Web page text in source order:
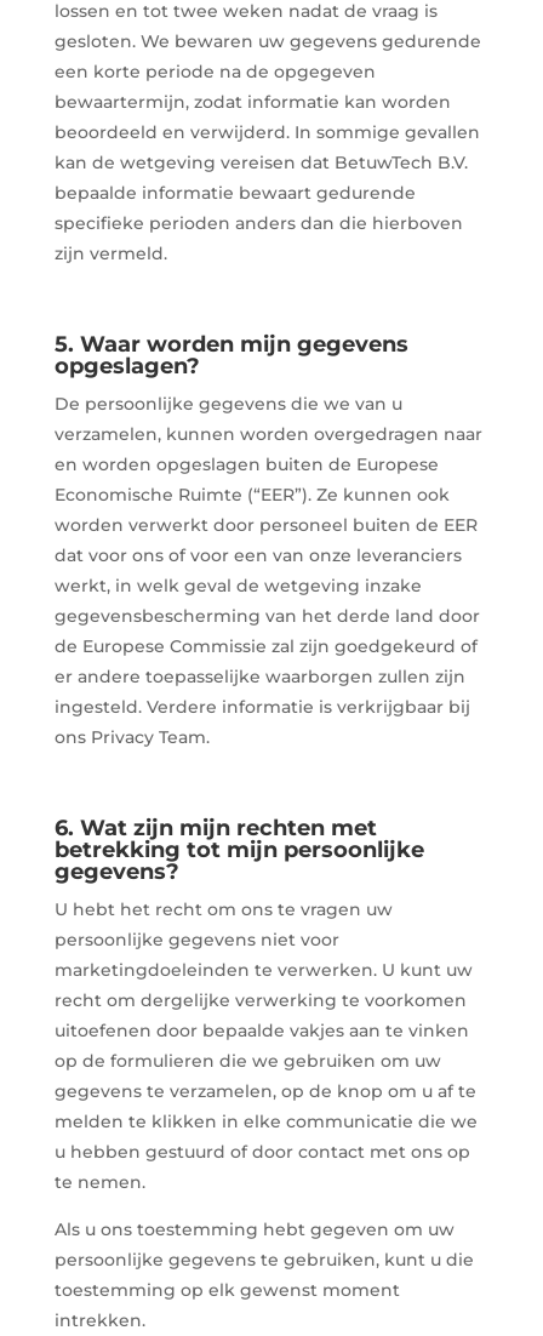
lossen en tot twee weken nadat de vraag is
gesloten. We bewaren uw gegevens gedurende
een korte periode na de opgegeven
bewaartermijn, zodat informatie kan worden
beoordeeld en verwijderd. In sommige gevallen
kan de wetgeving vereisen dat BetuwTech B.V.
bepaalde informatie bewaart gedurende
specifieke perioden anders dan die hierboven
zijn vermeld.
5. Waar worden mijn gegevens
opgeslagen?
De persoonlijke gegevens die we van u
verzamelen, kunnen worden overgedragen naar
en worden opgeslagen buiten de Europese
Economische Ruimte (“EER”). Ze kunnen ook
worden verwerkt door personeel buiten de EER
dat voor ons of voor een van onze leveranciers
werkt, in welk geval de wetgeving inzake
gegevensbescherming van het derde land door
de Europese Commissie zal zijn goedgekeurd of
er andere toepasselijke waarborgen zullen zijn
ingesteld. Verdere informatie is verkrijgbaar bij
ons Privacy Team.
6. Wat zijn mijn rechten met
betrekking tot mijn persoonlijke
gegevens?
U hebt het recht om ons te vragen uw
persoonlijke gegevens niet voor
marketingdoeleinden te verwerken. U kunt uw
recht om dergelijke verwerking te voorkomen
uitoefenen door bepaalde vakjes aan te vinken
op de formulieren die we gebruiken om uw
gegevens te verzamelen, op de knop om u af te
melden te klikken in elke communicatie die we
u hebben gestuurd of door contact met ons op
te nemen.
Als u ons toestemming hebt gegeven om uw
persoonlijke gegevens te gebruiken, kunt u die
toestemming op elk gewenst moment
intrekken.